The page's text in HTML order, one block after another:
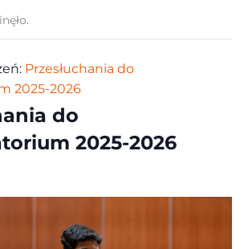
Przesłuchania do
2025-2026
do
2025-2026